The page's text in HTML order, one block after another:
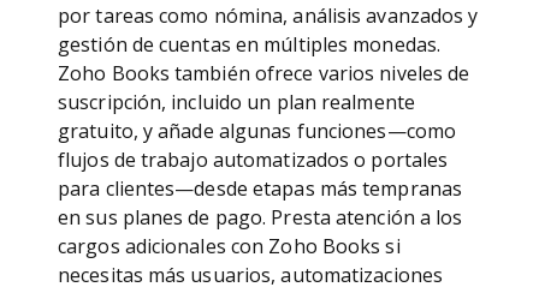
por tareas como nómina, análisis avanzados y
gestión de cuentas en múltiples monedas.
Zoho Books también ofrece varios niveles de
suscripción, incluido un plan realmente
gratuito, y añade algunas funciones—como
flujos de trabajo automatizados o portales
para clientes—desde etapas más tempranas
en sus planes de pago. Presta atención a los
cargos adicionales con Zoho Books si
necesitas más usuarios, automatizaciones